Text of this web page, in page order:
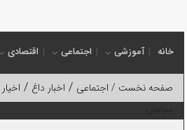
خانه آموزشی اجتماعی اقتصادی
صفحه نخست / اجتماعی / اخبار داغ /